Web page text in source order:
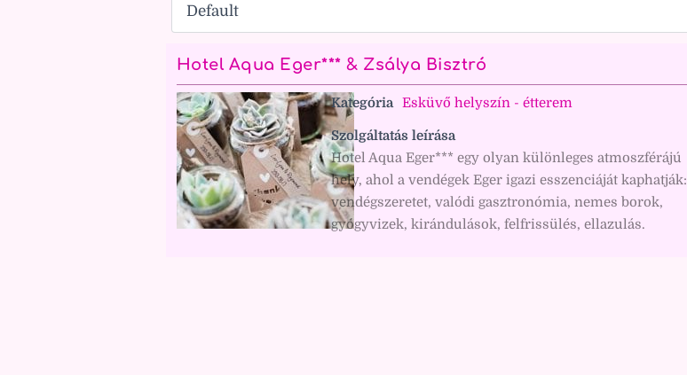
Hotel Aqua Eger*** & Zsálya Bisztró
Kategória Esküvő helyszín - étterem
Szolgáltatás leírása
Hotel Aqua Eger*** egy olyan különleges atmoszférájú
hely, ahol a vendégek Eger igazi esszenciáját kaphatják:
vendégszeretet, valódi gasztronómia, nemes borok,
gyógyvizek, kirándulások, felfrissülés, ellazulás.